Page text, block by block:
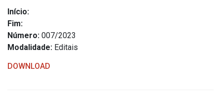
Início:
Fim:
Número: 007/2023
Modalidade: Editais
DOWNLOAD